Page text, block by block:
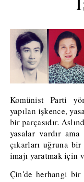
Komünist Parti
yapılan işkence,
bir parçasıdır.
yasalar vardır
çıkarları uğruna
imajı yaratmak için
Çin'de herhangi bir